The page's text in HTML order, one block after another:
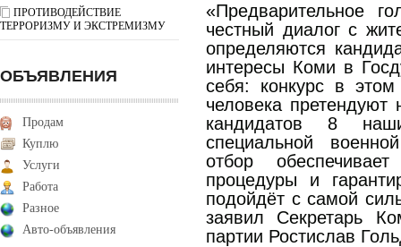
ПРОТИВОДЕЙСТВИЕ
ТЕРРОРИЗМУ И ЭКСТРЕМИЗМУ
ОБЪЯВЛЕНИЯ
Продам
Куплю
Услуги
Работа
Разное
Авто-объявления
«Предварительное
честный диалог с
определяются
интересы Коми в
себя: конкурс в
человека
кандидатов 8
специальной
отбор
процедуры и
подойдёт с самой
заявил Секретарь
партии Ростислав